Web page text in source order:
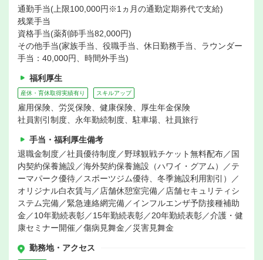
通勤手当(上限100,000円※1ヵ月の通勤定期券代で支給)
残業手当
資格手当(薬剤師手当82,000円)
その他手当(家族手当、役職手当、休日勤務手当、ラウンダー
手当：40,000円、時間外手当)
福利厚生
産休・育休取得実績有り スキルアップ
雇用保険、労災保険、健康保険、厚生年金保険
社員割引制度、永年勤続制度、駐車場、社員旅行
手当・福利厚生備考
退職金制度／社員優待制度／野球観戦チケット無料配布／国
内契約保養施設／海外契約保養施設（ハワイ・グアム）／テ
ーマパーク優待／スポーツジム優待、冬季施設利用割引）／
オリジナル白衣賃与／店舗休憩室完備／店舗セキュリティシ
ステム完備／緊急連絡網完備／インフルエンザ予防接種補助
金／10年勤続表彰／15年勤続表彰／20年勤続表彰／介護・健
康セミナー開催／傷病見舞金／災害見舞金
勤務地・アクセス